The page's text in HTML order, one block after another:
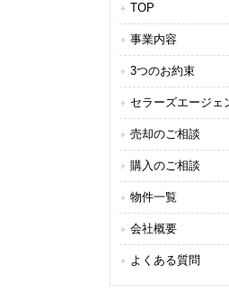
TOP
事業内容
3つのお約束
セラーズエージェ
売却のご相談
購入のご相談
物件一覧
会社概要
よくある質問